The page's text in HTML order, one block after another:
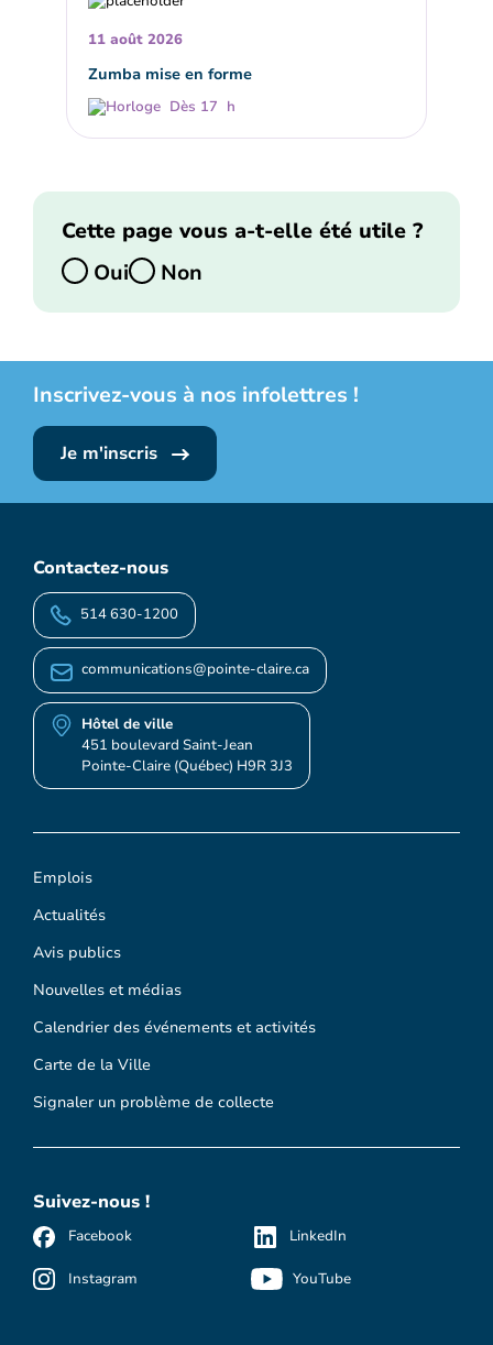
11 août 2026
Zumba mise en forme
Dès 17 h
Cette page vous a-t-elle été utile ?
Oui
Non
Inscrivez-vous à nos infolettres !
Je m'inscris
Emplois
Actualités
Avis publics
Nouvelles et médias
Calendrier des événements et activités
Carte de la Ville
Signaler un problème de collecte
Contactez-nous
514 630-1200
communications@pointe-claire.ca
Hôtel de ville
451 boulevard Saint-Jean
Pointe-Claire (Québec) H9R 3J3
Suivez-nous !
Facebook
Instagram
LinkedIn
YouTube